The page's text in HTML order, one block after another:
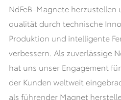
NdFeB-Magnete herzustellen
qualität durch technische
Produktion und intelligente
verbessern. Als zuverlässige
hat uns unser Engagement
der Kunden weltweit
als führender Magnet